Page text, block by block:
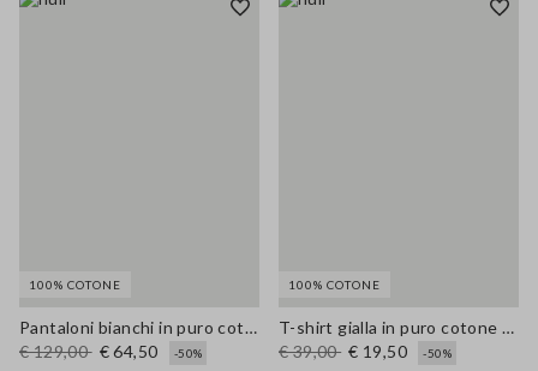
100% COTONE
Pantaloni bianchi in puro cotone wide leg con ricami traforati
€ 129,00 € 64,50
-50%
100% COTONE
T-shirt gialla in puro cotone oversize fit con stampa
€ 39,00 € 19,50
-50%